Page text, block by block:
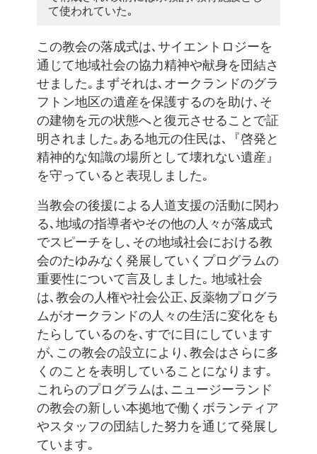
て使われていた｡
この教会の落成式は､サイエントロジーを
通じて地域社会の協力精神や献身を団結さ
せました｡まずそれは､オークランドのグラ
フトン地区の遺産を保護するのを助け､そ
の建物を元の状態へと復元させることで証
明されました｡ある地元の住民は､『啓発と
精神的な知識の場所として壊れない遺産』
を守っていると表現しました｡
当教会の後援による人道支援の活動に関わ
る､地域の指導者やその他の人々が落成式
でスピーチをし､その地域社会における教
会のたゆみなく発展していくプログラムの
重要性について言及しました｡ 地域社会
は､教会の人権や社会公正､反薬物プログラ
ムがオークランドの人々の生活に変化をも
たらしているのを､すでに目にしています
が､この教会の設立により､教会はさらに多
くのことを表明していることになります｡
これらのプログラムは､ニュージーランド
の教会の新しい本拠地で働くボランティア
やスタッフの団結した努力を通じて発展し
ています｡